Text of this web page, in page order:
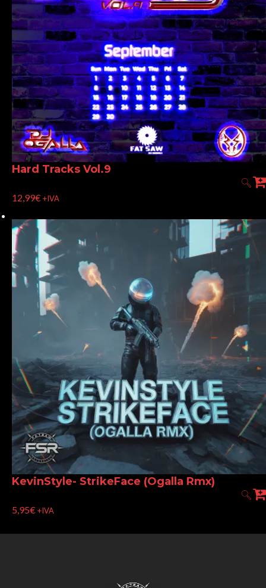
Hard Tracks Vol.9
12,99€ +IVA
KevinStyle- StrikeFace (Ogalla Rmx)
5,95€ +IVA